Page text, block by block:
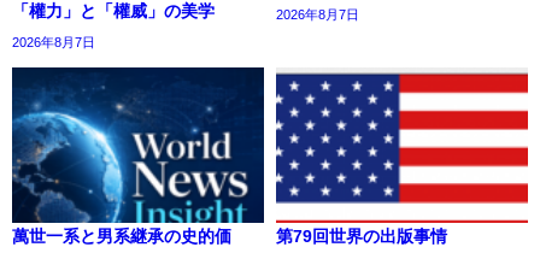
「權力」と「權威」の美学
2026年8月7日
2026年8月7日
萬世一系と男系継承の史的価
第79回世界の出版事情